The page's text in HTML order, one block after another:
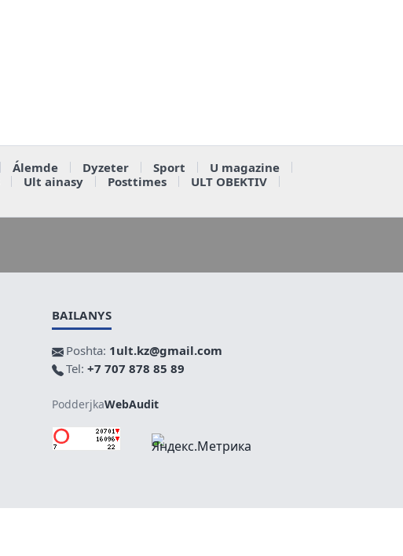
Álemde Dyzeter Sport
U magazine
Ult ainasy Posttimes
ULT OBEKTIV
BAILANYS
Poshta: 1ult.kz@gmail.com
Tel: +7 707 878 85 89
PodderjkaWebAudit